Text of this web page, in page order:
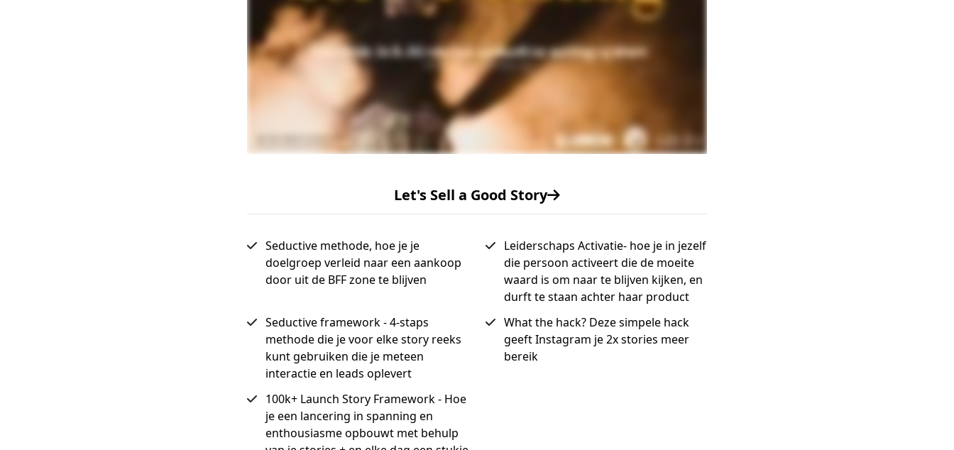
Let's Sell a Good Story
Seductive methode, hoe je je
doelgroep verleid naar een aankoop
door uit de BFF zone te blijven
Leiderschaps Activatie- hoe je in jezelf
die persoon activeert die de moeite
waard is om naar te blijven kijken, en
durft te staan achter haar product
Seductive framework - 4-staps
methode die je voor elke story reeks
kunt gebruiken die je meteen
interactie en leads oplevert
What the hack? Deze simpele hack
geeft Instagram je 2x stories meer
bereik
100k+ Launch Story Framework - Hoe
je een lancering in spanning en
enthousiasme opbouwt met behulp